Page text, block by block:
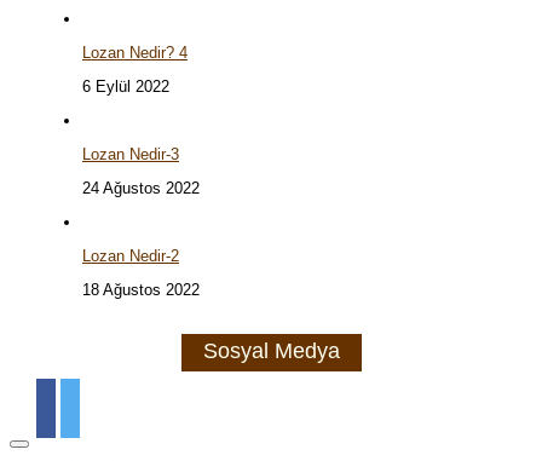
Lozan Nedir? 4
6 Eylül 2022
Lozan Nedir-3
24 Ağustos 2022
Lozan Nedir-2
18 Ağustos 2022
Sosyal Medya